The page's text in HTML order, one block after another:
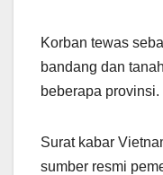
Korban tewas
bandang dan
beberapa provinsi.
Surat kabar
sumber resmi